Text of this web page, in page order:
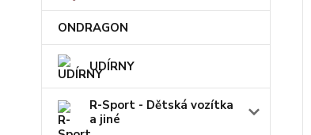
ONDRAGON
UDÍRNY
R-Sport - Dětská vozítka
a jiné